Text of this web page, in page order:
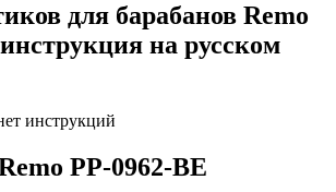
для барабанов Remo
на русском
инструкций
PP-0962-BE